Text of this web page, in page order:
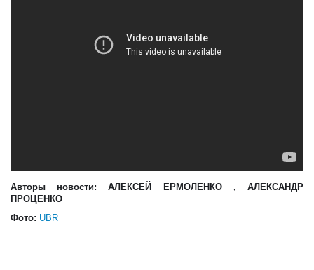
Авторы новости:АЛЕКСЕЙ ЕРМОЛЕНКО,АЛЕКСАНДР
ПРОЦЕНКО
Фото: UBR